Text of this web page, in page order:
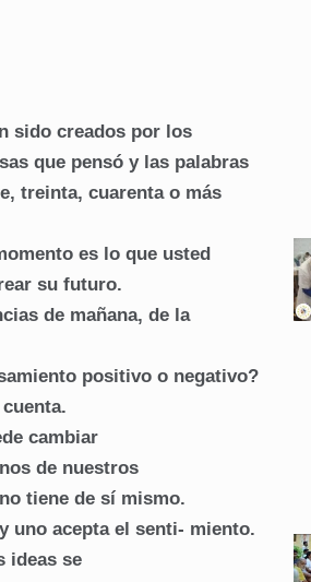
sido creados por los
que pensó y las palabras
treinta, cuarenta o más
es lo que usted
su futuro.
de mañana, de la
positivo o negativo?
cambiar
de nuestros
tiene de sí mismo.
uno acepta el senti- miento.
ideas se